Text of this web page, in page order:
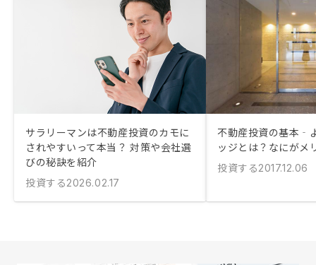
サラリーマンは不動産投資のカモに
されやすいって本当？ 対策や会社選
びの秘訣を紹介
投資する2026.02.17
不動産投資の基本‐
ッジとは？なにがメ
投資する2017.12.06